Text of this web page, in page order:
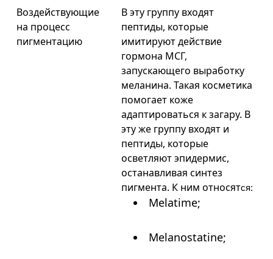
Воздействующие
на процесс
пигментацию
В эту группу входят
пептиды, которые
имитируют действие
гормона МСГ,
запускающего выработку
меланина. Такая косметика
помогает коже
адаптироваться к загару. В
эту же группу входят и
пептиды, которые
осветляют эпидермис,
останавливая синтез
пигмента. К ним относятся:
Melatime;
Melanostatine;